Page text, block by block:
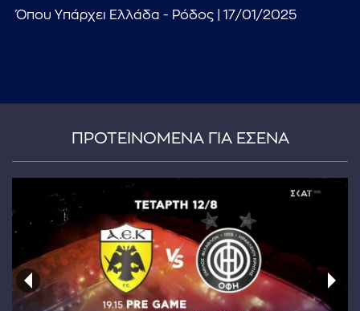
...πληκτρολογήστε κείμενο προς αναζήτηση
Όπου Υπάρχει Ελλάδα - Ρόδος | 17/01/2025
ΠΡΟΤΕΙΝΟΜΕΝΑ ΓΙΑ ΕΣΕΝΑ